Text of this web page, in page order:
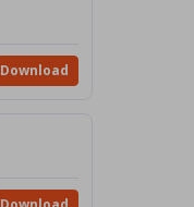
Download